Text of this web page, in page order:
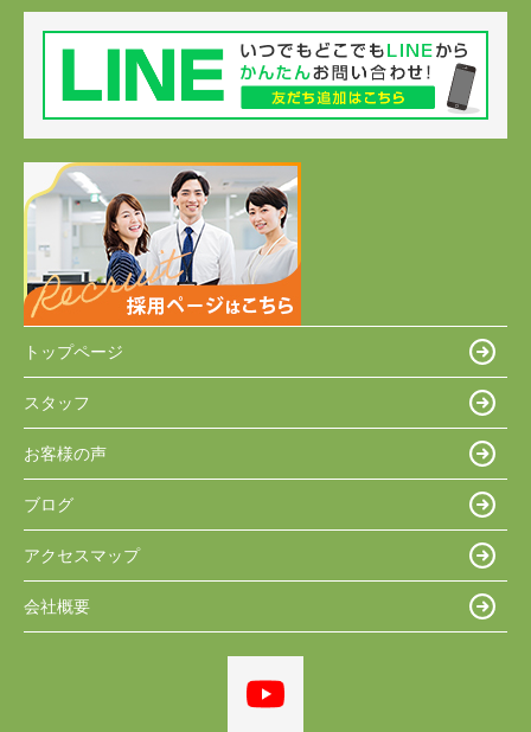
トップページ
スタッフ
お客様の声
ブログ
アクセスマップ
会社概要